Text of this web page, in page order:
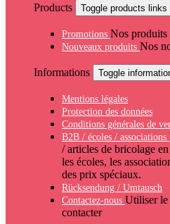
Products Toggle products links
Promotions Nos produits
Nouveaux produits Nos
Informations Toggle
Mentions légales
Protection des données
Conditions générales de
B2B / écoles / associations
/ articles de bricolage
les écoles, les
des prix spéciaux.
Rücksendung / Umtausch
Contactez-nous Utiliser le
contacter